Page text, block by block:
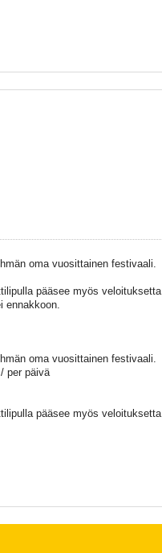
oma vuosittainen festivaali.
pääsee myös veloituksetta
oma vuosittainen festivaali.
per päivä
pääsee myös veloituksetta